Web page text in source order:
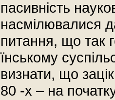
пасивність
насмілювалися
питання, що так
їнському
визнати, що
80 -х – на